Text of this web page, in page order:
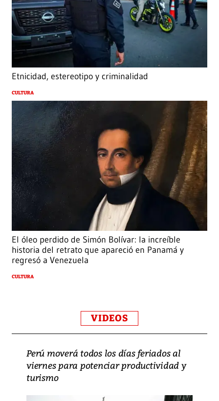
Etnicidad, estereotipo y criminalidad
CULTURA
El óleo perdido de Simón Bolívar: la increíble
historia del retrato que apareció en Panamá y
regresó a Venezuela
CULTURA
VIDEOS
Perú moverá todos los días feriados al
viernes para potenciar productividad y
turismo